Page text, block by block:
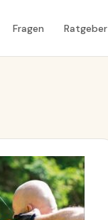
Fragen Ratgeber